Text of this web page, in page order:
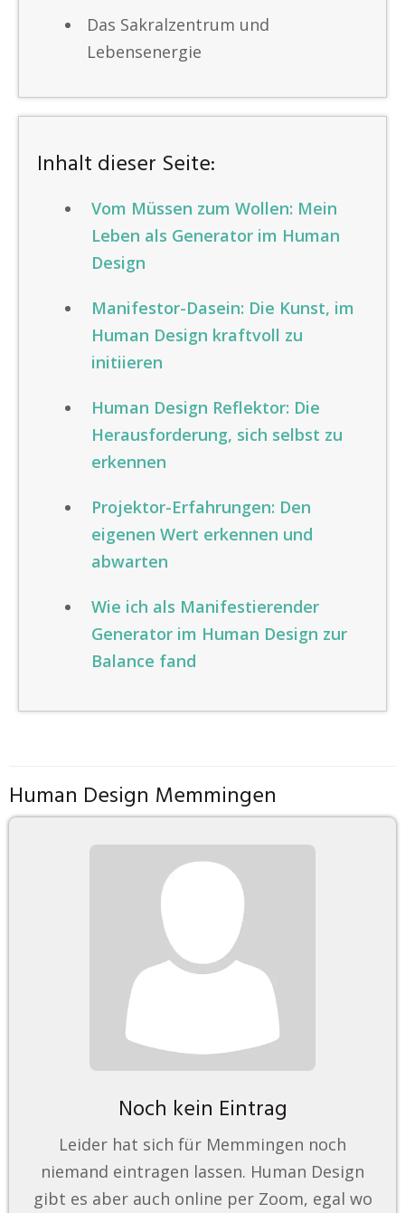
Das Sakralzentrum und
Lebensenergie
Inhalt dieser Seite:
Vom Müssen zum Wollen: Mein
Leben als Generator im Human
Design
Manifestor-Dasein: Die Kunst, im
Human Design kraftvoll zu
initiieren
Human Design Reflektor: Die
Herausforderung, sich selbst zu
erkennen
Projektor-Erfahrungen: Den
eigenen Wert erkennen und
abwarten
Wie ich als Manifestierender
Generator im Human Design zur
Balance fand
Human Design Memmingen
Noch kein Eintrag
Leider hat sich für Memmingen noch
niemand eintragen lassen. Human Design
gibt es aber auch online per Zoom, egal wo